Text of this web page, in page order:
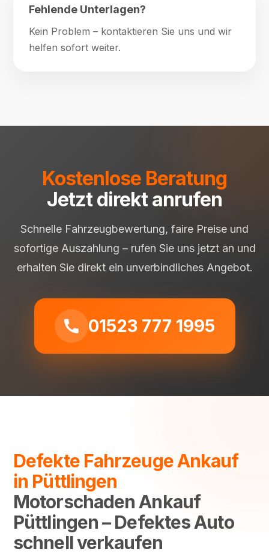
Fehlende Unterlagen?
Kein Problem – kontaktieren Sie uns und wir
helfen sofort weiter.
Kostenlose Beratung
Jetzt direkt anrufen
Schnelle Fahrzeugbewertung, faire Preise und
sofortige Auszahlung – rufen Sie uns jetzt an und
erhalten Sie direkt ein unverbindliches Angebot.
01523 777 1995
Defekte Fahrzeuge Ankauf
in Püttlingen
Motorschaden Ankauf
Püttlingen – Defektes Auto
schnell verkaufen